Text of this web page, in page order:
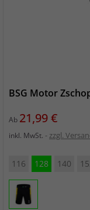
BSG Motor
Ab Preis
21,99 €
inkl. MwSt. zzgl.
116 128 140